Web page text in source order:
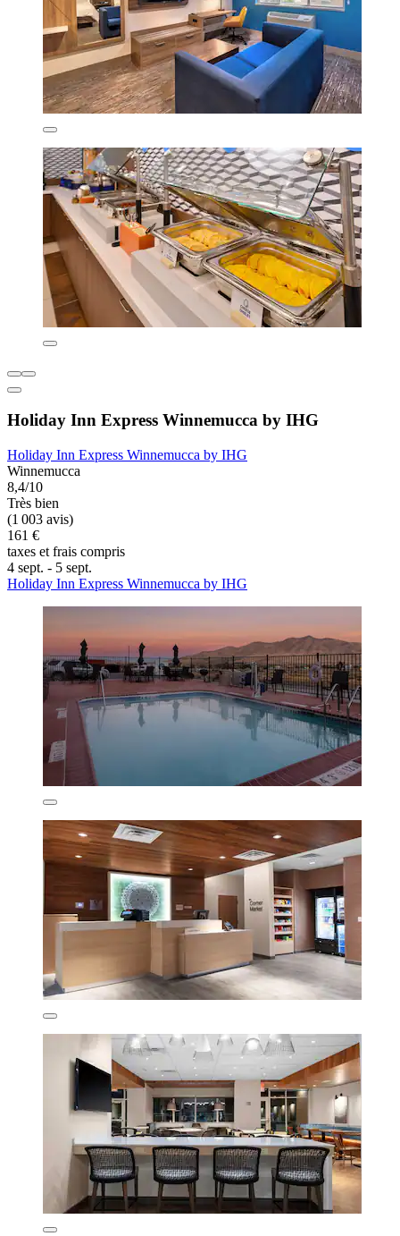
Holiday Inn Express Winnemucca by IHG
Holiday Inn Express Winnemucca by IHG
Winnemucca
8,4/10
Très bien
(1 003 avis)
161 €
taxes et frais compris
4 sept. - 5 sept.
Holiday Inn Express Winnemucca by IHG